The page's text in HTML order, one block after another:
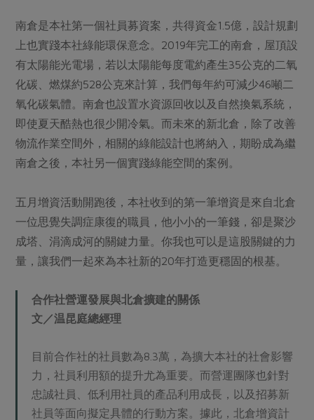
南倉是本社第一個社員募資案，共得資金1.5億，設計規劃
上也實踐本社綠能環保意念。2019年完工的南倉，屋頂設
有太陽能光電場，若以太陽能每度電約產生35公克的二氧
化碳、燃煤約528公克來計算，我們每年約可減少46噸二
氧化碳氣體。南倉也設置水資源回收以及自然換氣系統，
即使夏天酷熱也很少開冷氣。而未來的新北倉，除了改善
物流作業空間外，相關的綠能設計也將納入，期盼成為繼
南倉之後，本社另一個實踐綠能空間的案例。
五月增資活動開跑後，本社收到的第一筆增資是來自北倉
一位思覺失調症康復的職員，他小小的一筆錢，卻是聚沙
成塔、涓滴成河的關鍵力量。你我也可以是這股關鍵的力
量，讓我們一起來為本社新的20年打造更穩固的根基。
合作社營運發展與北倉擴建的關係
文／温昆庭總經理
目前合作社的社員數為8.3萬，為擴大本社的社會影響
力，社員利用額的提升尤為重要。而營運團隊也針對
忠誠社員、低利用社員的產品利用成長，以及招募新
社員等面向擬定具體的行動方案。據此，北倉增資計